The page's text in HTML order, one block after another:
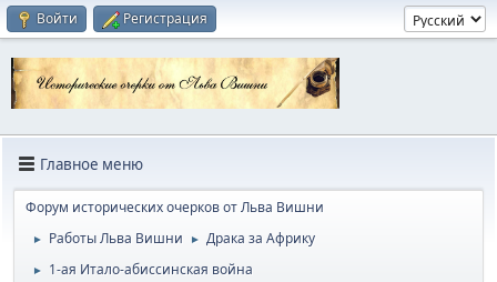
Войти Регистрация
Главное меню
Форум исторических очерков от Льва Вишни
► Работы Льва Вишни ► Драка за Африку
► 1-ая Итало-абиссинская война